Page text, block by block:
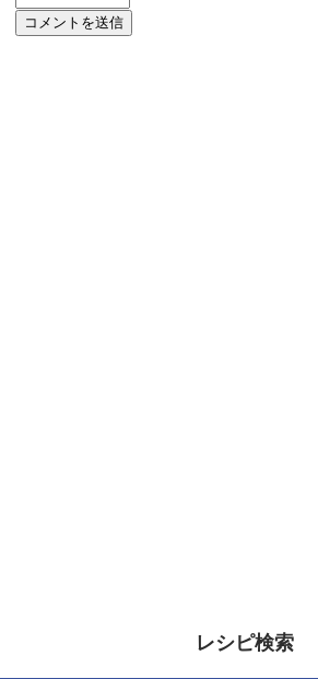
レシピ検索